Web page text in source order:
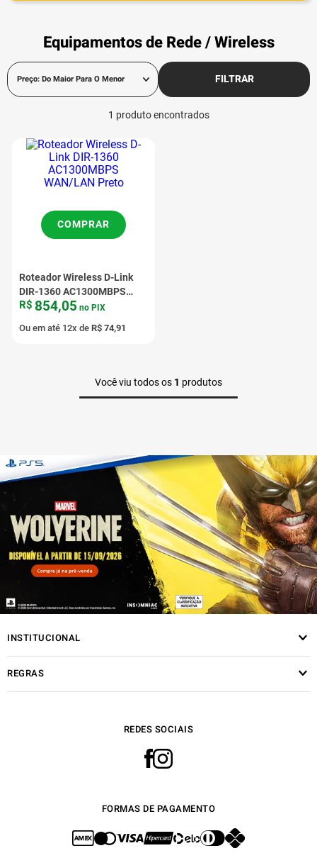
Equipamentos de Rede / Wireless
Preço: Do Maior Para O Menor FILTRAR
1 produto
Roteador Wireless D-Link
DIR-1360 AC1300MBPS
WAN/LAN Preto
R$ 854,05 no PIX
Ou em até 12x de R$ 74,91
COMPRAR
Você viu todos os 1 produtos
INSTITUCIONAL
REGRAS
REDES SOCIAIS
FORMAS DE PAGAMENTO